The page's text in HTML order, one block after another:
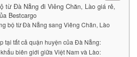
từ Đà Nẵng đi Viêng Chăn, Lào giá rẻ,
Bestcargo
bộ từ Đà Nẵng sang Viêng Chăn, Lào
tại tất cả quận huyện của Đà Nẵng:
biên giới giữa Việt Nam và Lào: